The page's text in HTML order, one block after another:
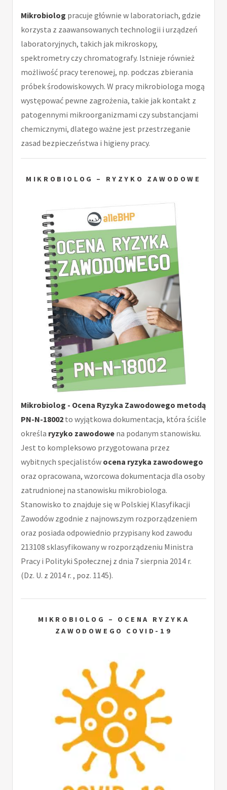
Mikrobiolog pracuje głównie w laboratoriach, gdzie
korzysta z zaawansowanych technologii i urządzeń
laboratoryjnych, takich jak mikroskopy,
spektrometry czy chromatografy. Istnieje również
możliwość pracy terenowej, np. podczas zbierania
próbek środowiskowych. W pracy mikrobiologa mogą
występować pewne zagrożenia, takie jak kontakt z
patogennymi mikroorganizmami czy substancjami
chemicznymi, dlatego ważne jest przestrzeganie
zasad bezpieczeństwa i higieny pracy.
MIKROBIOLOG – RYZYKO ZAWODOWE
Mikrobiolog - Ocena Ryzyka Zawodowego metodą
PN-N-18002 to wyjątkowa dokumentacja, która ściśle
określa ryzyko zawodowe na podanym stanowisku.
Jest to kompleksowo przygotowana przez
wybitnych specjalistów ocena ryzyka zawodowego
oraz opracowana, wzorcowa dokumentacja dla osoby
zatrudnionej na stanowisku mikrobiologa.
Stanowisko to znajduje się w Polskiej Klasyfikacji
Zawodów zgodnie z najnowszym rozporządzeniem
oraz posiada odpowiednio przypisany kod zawodu
213108 sklasyfikowany w rozporządzeniu Ministra
Pracy i Polityki Społecznej z dnia 7 sierpnia 2014 r.
(Dz. U. z 2014 r. , poz. 1145).
MIKROBIOLOG – OCENA RYZYKA
ZAWODOWEGO COVID-19